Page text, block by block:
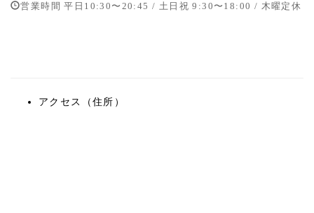
営業時間 平日10:30〜20:45 / 土日祝 9:30〜18:00 / 木曜定休
アクセス（住所）